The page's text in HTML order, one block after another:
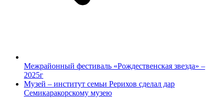
Межрайонный фестиваль «Рождественская звезда» –
2025г
Музей – институт семьи Рерихов сделал дар
Семикаракорскому музею